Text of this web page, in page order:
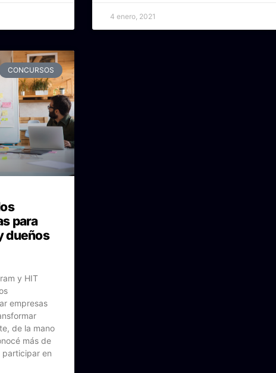
4 enero, 2021
CONCURSOS
para
dueños
y HIT
empresas
de la mano
más de
en